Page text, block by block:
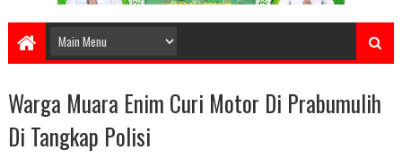
Warga Muara Enim Curi Motor Di Prabumulih
Di Tangkap Polisi